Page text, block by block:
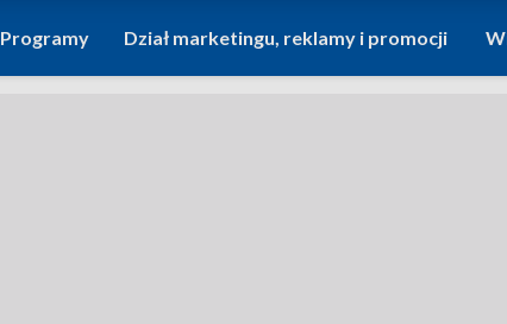
Programy Dział marketingu, reklamy i promocji